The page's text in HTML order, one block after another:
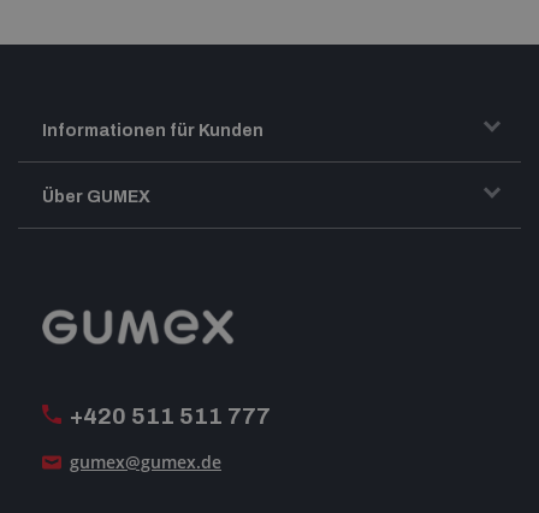
+420 511 511 777
gumex@gumex.de
Informationen für Kunden
Transport und Warenversand
Reklamation
Über GUMEX
GUMEX stellt sich vor